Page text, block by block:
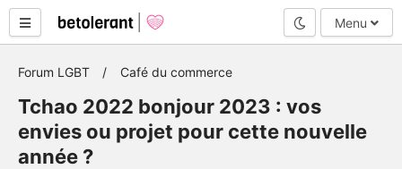
Mode nuit
Menu
Forum LGBT Café du commerce
Tchao 2022 bonjour 2023 : vos
envies ou projet pour cette nouvelle
année ?